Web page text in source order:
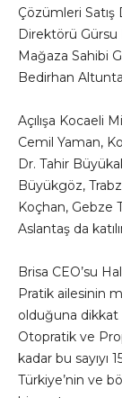
Çözümleri
Direktörü Gürsu
Mağaza Sahibi
Bedirhan
Açılışa Kocaeli
Cemil Yaman,
Dr. Tahir
Büyükgöz,
Koçhan, Gebze
Aslantaş da
Brisa CEO’su
Pratik ailesinin
olduğuna dikkat
Otopratik ve
kadar bu sayıyı
Türkiye’nin ve